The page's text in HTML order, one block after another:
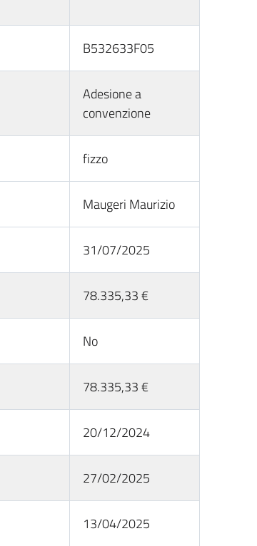
B532633F05
Adesione a
convenzione
fizzo
Maugeri Maurizio
31/07/2025
78.335,33 €
No
78.335,33 €
20/12/2024
27/02/2025
13/04/2025